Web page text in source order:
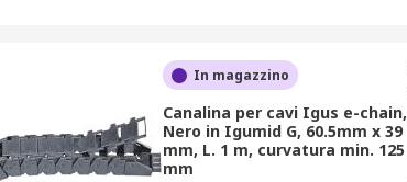
In magazzino
Canalina per cavi Igus e-chain,
Nero in Igumid G, 60.5mm x 39
mm, L. 1 m, curvatura min. 125
mm